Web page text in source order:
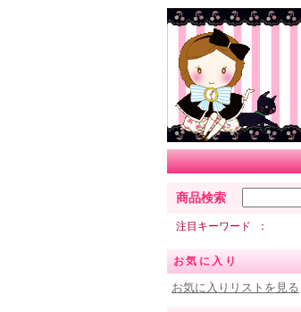
商品検索
注目キーワード
お気に入り
お気に入りリストを見る